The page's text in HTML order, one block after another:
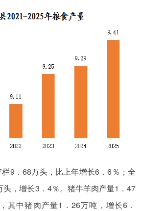
9．68万头，比上年增长6．6％；全
，增长3．4％。猪牛羊肉产量1．47
其中猪肉产量1．26万吨，增长6．